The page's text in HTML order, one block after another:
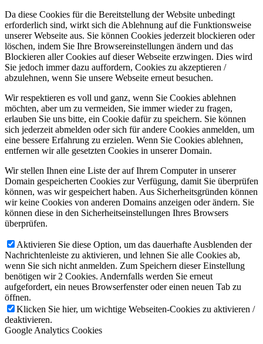
Da diese Cookies für die Bereitstellung der Website unbedingt
erforderlich sind, wirkt sich die Ablehnung auf die Funktionsweise
unserer Webseite aus. Sie können Cookies jederzeit blockieren oder
löschen, indem Sie Ihre Browsereinstellungen ändern und das
Blockieren aller Cookies auf dieser Webseite erzwingen. Dies wird
Sie jedoch immer dazu auffordern, Cookies zu akzeptieren /
abzulehnen, wenn Sie unsere Webseite erneut besuchen.
Wir respektieren es voll und ganz, wenn Sie Cookies ablehnen
möchten, aber um zu vermeiden, Sie immer wieder zu fragen,
erlauben Sie uns bitte, ein Cookie dafür zu speichern. Sie können
sich jederzeit abmelden oder sich für andere Cookies anmelden, um
eine bessere Erfahrung zu erzielen. Wenn Sie Cookies ablehnen,
entfernen wir alle gesetzten Cookies in unserer Domain.
Wir stellen Ihnen eine Liste der auf Ihrem Computer in unserer
Domain gespeicherten Cookies zur Verfügung, damit Sie überprüfen
können, was wir gespeichert haben. Aus Sicherheitsgründen können
wir keine Cookies von anderen Domains anzeigen oder ändern. Sie
können diese in den Sicherheitseinstellungen Ihres Browsers
überprüfen.
Aktivieren Sie diese Option, um das dauerhafte Ausblenden der
Nachrichtenleiste zu aktivieren, und lehnen Sie alle Cookies ab,
wenn Sie sich nicht anmelden. Zum Speichern dieser Einstellung
benötigen wir 2 Cookies. Andernfalls werden Sie erneut
aufgefordert, ein neues Browserfenster oder einen neuen Tab zu
öffnen.
Klicken Sie hier, um wichtige Webseiten-Cookies zu aktivieren /
deaktivieren.
Google Analytics Cookies